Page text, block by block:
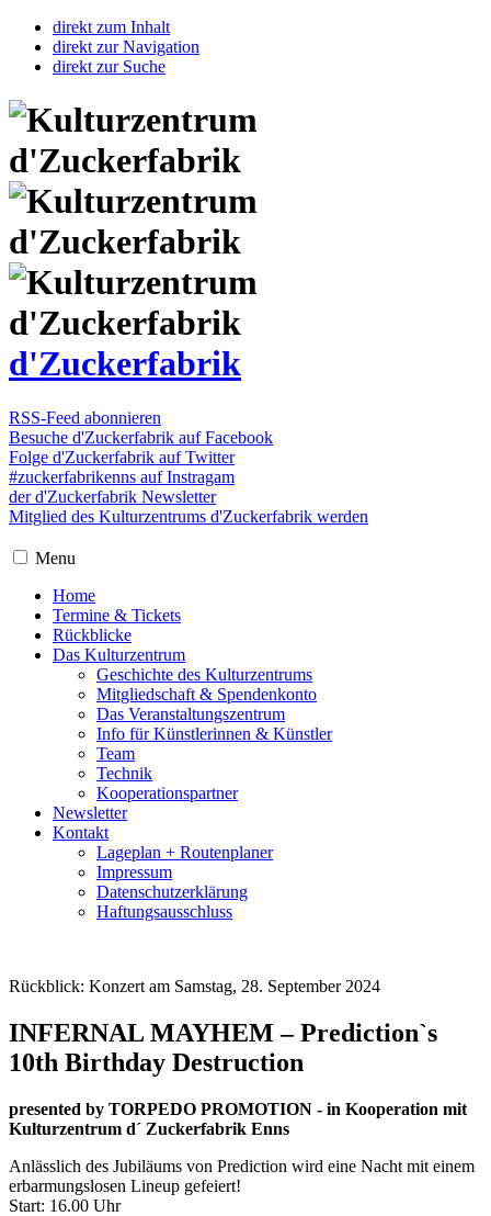
direkt zum Inhalt
direkt zur Navigation
direkt zur Suche
d'Zuckerfabrik
RSS-Feed abonnieren
Besuche d'Zuckerfabrik auf Facebook
Folge d'Zuckerfabrik auf Twitter
#zuckerfabrikenns auf Instragam
der d'Zuckerfabrik Newsletter
Mitglied des Kulturzentrums d'Zuckerfabrik werden
Menu
Home
Termine & Tickets
Rückblicke
Das Kulturzentrum
Geschichte des Kulturzentrums
Mitgliedschaft & Spendenkonto
Das Veranstaltungszentrum
Info für Künstlerinnen & Künstler
Team
Technik
Kooperationspartner
Newsletter
Kontakt
Lageplan + Routenplaner
Impressum
Datenschutzerklärung
Haftungsausschluss
Rückblick: Konzert am Samstag, 28. September 2024
INFERNAL MAYHEM – Prediction`s
10th Birthday Destruction
presented by TORPEDO PROMOTION - in Kooperation mit
Kulturzentrum d´ Zuckerfabrik Enns
Anlässlich des Jubiläums von Prediction wird eine Nacht mit einem
erbarmungslosen Lineup gefeiert!
Start: 16.00 Uhr